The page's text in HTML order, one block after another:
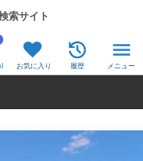
索サイト
お気に入り 履歴 メニュー